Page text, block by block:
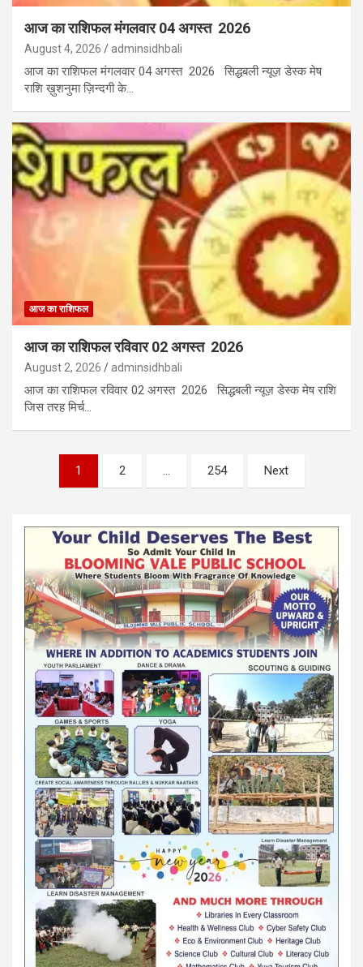
आज का राशिफल मंगलवार 04 अगस्त 2026
August 4, 2026 adminsidhbali
आज का राशिफल मंगलवार 04 अगस्त 2026 सिद्धबली न्यूज़ डेस्क मेष
राशि ख़ुशनुमा ज़िन्दगी के…
आज का राशिफल
आज का राशिफल रविवार 02 अगस्त 2026
August 2, 2026 adminsidhbali
आज का राशिफल रविवार 02 अगस्त 2026 सिद्धबली न्यूज़ डेस्क मेष राशि
जिस तरह मिर्च…
pagination
1 2 … 254 Next